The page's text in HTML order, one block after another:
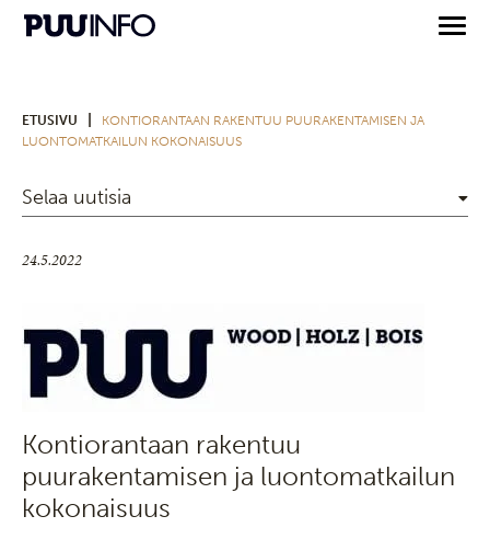
ETUSIVU
KONTIORANTAAN RAKENTUU PUURAKENTAMISEN JA
LUONTOMATKAILUN KOKONAISUUS
Selaa uutisia
24.5.2022
Kontiorantaan rakentuu
puurakentamisen ja luontomatkailun
kokonaisuus